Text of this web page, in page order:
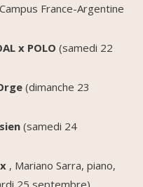
Campus France-Argentine
x POLO (samedi 22
(dimanche 23
(samedi 24
, Mariano Sarra, piano,
25 septembre)